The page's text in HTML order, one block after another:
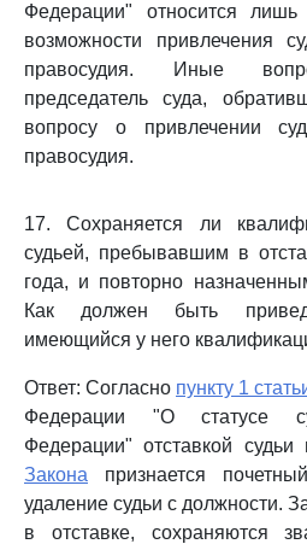
Федерации" относится
возможности привлечения
правосудия. Иные
председатель суда,
вопросу о привлечении
правосудия.
17. Сохраняется ли
судьей, пребывавшим в
года, и повторно
Как должен быть
имеющийся у него
Ответ: Согласно пункту 1
Федерации "О статусе
Федерации" отставкой
Закона признается
удаление судьи с должности.
в отставке, сохраняются